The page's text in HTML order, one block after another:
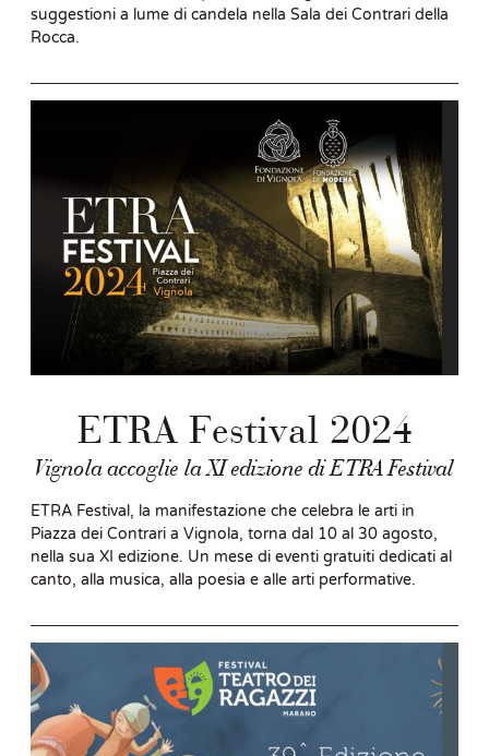
suggestioni a lume di candela nella Sala dei Contrari della
Rocca.
ETRA Festival 2024
Vignola accoglie la XI edizione di ETRA Festival
ETRA Festival, la manifestazione che celebra le arti in
Piazza dei Contrari a Vignola, torna dal 10 al 30 agosto,
nella sua XI edizione. Un mese di eventi gratuiti dedicati al
canto, alla musica, alla poesia e alle arti performative.